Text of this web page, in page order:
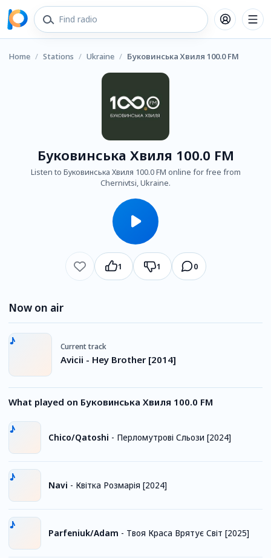
Home / Stations / Ukraine / Буковинська Хвиля 100.0 FM
Буковинська Хвиля 100.0 FM
Listen to Буковинська Хвиля 100.0 FM online for free from
Chernivtsi, Ukraine.
1 1 0
Now on air
Current track
Avicii - Hey Brother [2014]
What played on Буковинська Хвиля 100.0 FM
Chico/Qatoshi - Перломутрові Сльози [2024]
Navi - Квітка Розмарія [2024]
Parfeniuk/Adam - Твоя Краса Врятує Світ [2025]